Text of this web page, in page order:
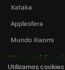
Xataka
Applesfera
Mundo Xiaomi
Otras
Utilizamos